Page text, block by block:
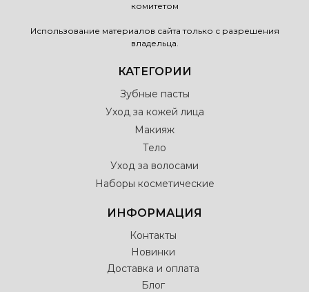
комитетом
Использование материалов сайта только с разрешения
владельца.
КАТЕГОРИИ
Зубные пасты
Уход за кожей лица
Макияж
Тело
Уход за волосами
Наборы косметические
ИНФОРМАЦИЯ
Контакты
Новинки
Доставка и оплата
Блог